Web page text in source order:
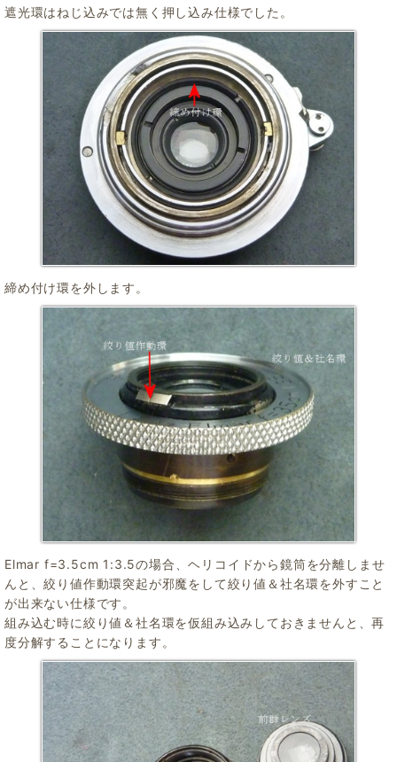
遮光環はねじ込みでは無く押し込み仕様でした。
締め付け環を外します。
Elmar f=3.5cm 1:3.5の場合、ヘリコイドから鏡筒を分離しませ
んと、絞り値作動環突起が邪魔をして絞り値＆社名環を外すこと
が出来ない仕様です。
組み込む時に絞り値＆社名環を仮組み込みしておきませんと、再
度分解することになります。